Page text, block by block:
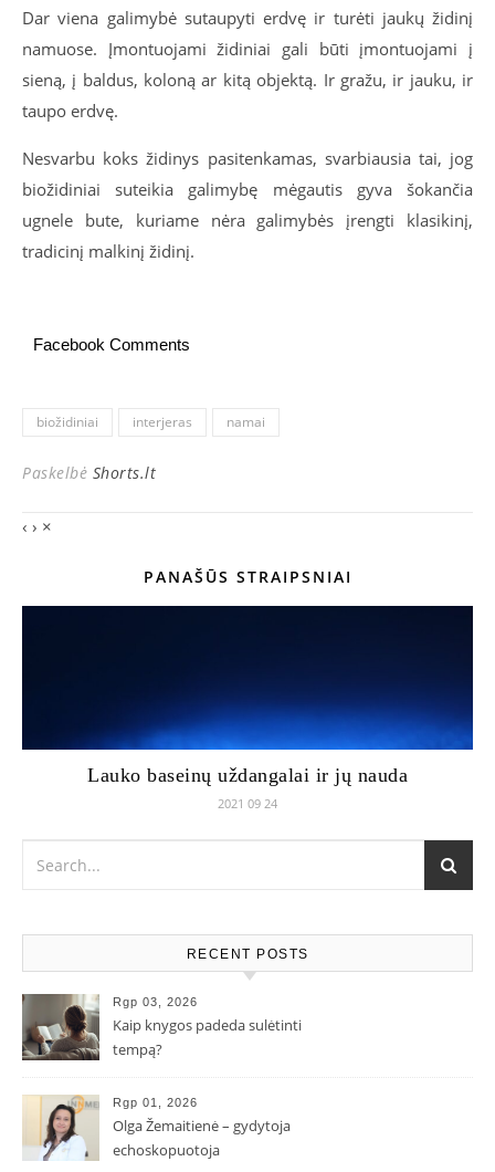
Dar viena galimybė sutaupyti erdvę ir turėti jaukų židinį
namuose. Įmontuojami židiniai gali būti įmontuojami į
sieną, į baldus, koloną ar kitą objektą. Ir gražu, ir jauku, ir
taupo erdvę.
Nesvarbu koks židinys pasitenkamas, svarbiausia tai, jog
biožidiniai suteikia galimybę mėgautis gyva šokančia
ugnele bute, kuriame nėra galimybės įrengti klasikinį,
tradicinį malkinį židinį.
Facebook Comments
biožidiniai interjeras namai
Paskelbė Shorts.lt
‹ › ×
PANAŠŪS STRAIPSNIAI
Lauko baseinų uždangalai ir jų nauda
2021 09 24
RECENT POSTS
Rgp 03, 2026
Kaip knygos padeda sulėtinti
tempą?
Rgp 01, 2026
Olga Žemaitienė – gydytoja
echoskopuotoja